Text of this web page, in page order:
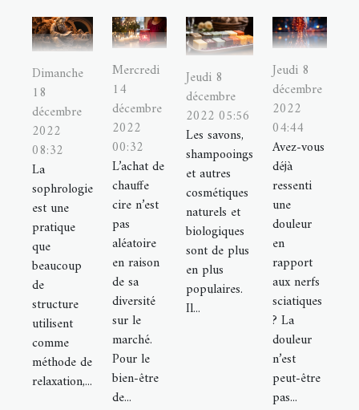
Dimanche
18
décembre
2022
08:32
La
sophrologie
est une
pratique
que
beaucoup
de
structure
utilisent
comme
méthode de
relaxation,...
Mercredi
14
décembre
2022
00:32
L’achat de
chauffe
cire n’est
pas
aléatoire
en raison
de sa
diversité
sur le
marché.
Pour le
bien-être
de...
Jeudi 8
décembre
2022 05:56
Les savons,
shampooings
et autres
cosmétiques
naturels et
biologiques
sont de plus
en plus
populaires.
Il...
Jeudi 8
décembre
2022
04:44
Avez-vous
déjà
ressenti
une
douleur
en
rapport
aux nerfs
sciatiques
? La
douleur
n’est
peut-être
pas...